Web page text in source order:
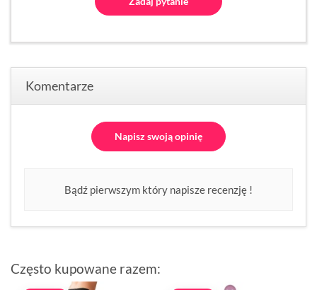
Komentarze
Napisz swoją opinię
Bądź pierwszym który napisze recenzję !
Często kupowane razem: